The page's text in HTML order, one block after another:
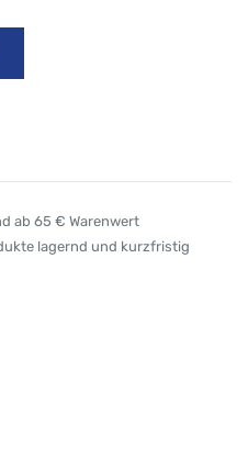
ab 65 € Warenwert
lagernd und kurzfristig